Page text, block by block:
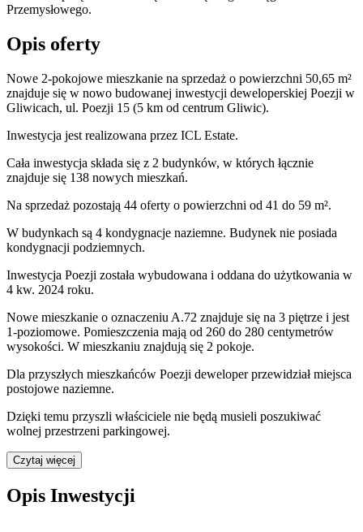
Przemysłowego.
Opis oferty
Nowe 2-pokojowe mieszkanie na sprzedaż o powierzchni 50,65 m²
znajduje się w nowo budowanej inwestycji deweloperskiej Poezji w
Gliwicach, ul. Poezji 15 (5 km od centrum Gliwic).
Inwestycja jest realizowana przez ICL Estate.
Cała inwestycja składa się z 2 budynków, w których łącznie
znajduje się 138 nowych mieszkań.
Na sprzedaż pozostają 44 oferty o powierzchni od 41 do 59 m².
W budynkach są 4 kondygnacje naziemne. Budynek nie posiada
kondygnacji podziemnych.
Inwestycja Poezji została wybudowana i oddana do użytkowania w
4 kw. 2024 roku.
Nowe mieszkanie o oznaczeniu A.72 znajduje się na 3 piętrze i jest
1-poziomowe. Pomieszczenia mają od 260 do 280 centymetrów
wysokości. W mieszkaniu znajdują się 2 pokoje.
Dla przyszłych mieszkańców Poezji deweloper przewidziałmiejsca
postojowe naziemne.
Dzięki temu przyszli właściciele nie będą musieli poszukiwać
wolnej przestrzeni parkingowej.
Czytaj więcej
Opis Inwestycji